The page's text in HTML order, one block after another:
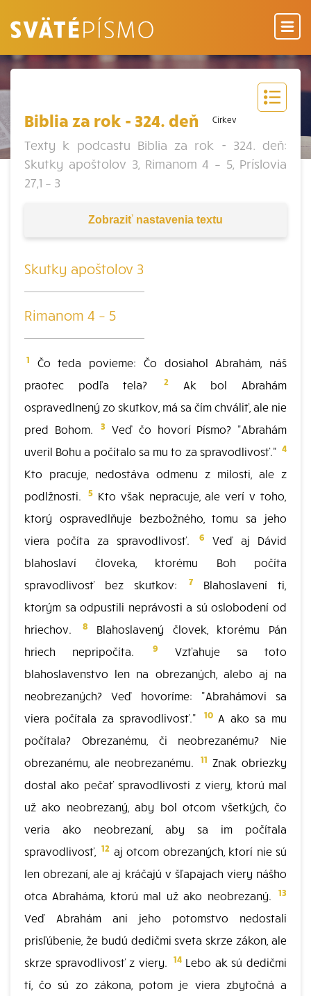
Biblia za rok - 324. deň Cirkev
Texty k podcastu Biblia za rok - 324. deň:
Skutky apoštolov 3, Rimanom 4 – 5, Príslovia
27,1 – 3
Zobraziť nastavenia textu
Skutky apoštolov 3
Rimanom 4 – 5
1
Čo teda povieme: Čo dosiahol Abrahám, náš
praotec podľa tela?
2 Ak bol Abrahám
ospravedlnený zo skutkov, má sa čím chváliť, ale nie
pred Bohom.
3 Veď čo hovorí Písmo? "Abrahám
uveril Bohu a počítalo sa mu to za spravodlivosť." 4
Kto pracuje, nedostáva odmenu z milosti, ale z
podlžnosti.
5Kto však nepracuje, ale verí v toho,
ktorý ospravedlňuje bezbožného, tomu sa jeho
viera počíta za spravodlivosť.
6
Veď aj Dávid
blahoslaví človeka, ktorému Boh počíta
spravodlivosť bez skutkov:
7
Blahoslavení ti,
ktorým sa odpustili neprávosti a sú oslobodení od
hriechov.
8
Blahoslavený človek, ktorému Pán
hriech nepripočíta.
9
Vzťahuje sa toto
blahoslavenstvo len na obrezaných, alebo aj na
neobrezaných? Veď hovoríme: "Abrahámovi sa
viera počítala za spravodlivosť."
10A ako sa mu
počítala? Obrezanému, či neobrezanému? Nie
obrezanému, ale neobrezanému.
11 Znak obriezky
dostal ako pečať spravodlivosti z viery, ktorú mal
už ako neobrezaný, aby bol otcom všetkých, čo
veria ako neobrezaní, aby sa im počítala
spravodlivosť, 12 aj otcom obrezaných, ktorí nie sú
len obrezaní, ale aj kráčajú v šľapajach viery nášho
otca Abraháma, ktorú mal už ako neobrezaný.
13
Veď Abrahám ani jeho potomstvo nedostali
prisľúbenie, že budú dedičmi sveta skrze zákon, ale
skrze spravodlivosť z viery. 14Lebo ak sú dedičmi
tí, čo sú zo zákona, potom je viera zbytočná a